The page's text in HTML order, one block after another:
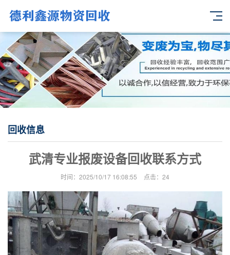
回收信息
武清专业报废设备回收联系方式
时间：2025/10/17 16:08:55 点击： 24